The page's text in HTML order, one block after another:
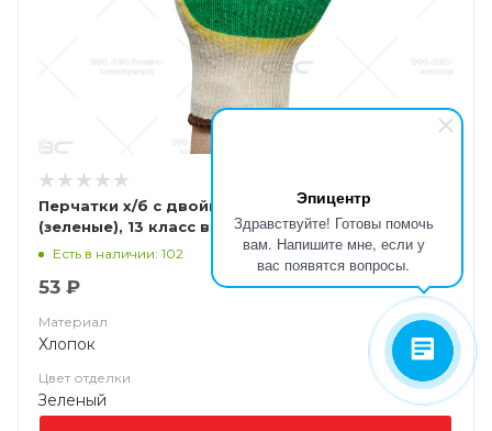
Эпицентр
Здравствуйте! Готовы помочь
вам. Напишите мне, если у
вас появятся вопросы.
Перчатки х/б с двойным латексным обливом
(зеленые), 13 класс вязки. арт. ct25l2
Есть в наличии: 102
53 ₽
Материал
Хлопок
Цвет отделки
Зеленый